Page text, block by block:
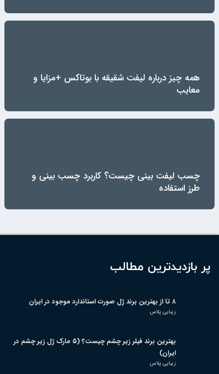
همه چیز درباره لیفت شقیقه با بوتاکس +مزایا و
معایب
چسب لیفت بینی چیست؟ کاربرد چسب بینی و
طرز استفاده
پر بازدیدترین مطالب
۸ تا از بهترین برند ژل صورت استاندارد موجود در ایران
زیبایی پلاس
بهترین برند فیلر زیر چشم چیست؟ (۵ مارک ژل زیر چشم در
ایران)
زیبایی پلاس